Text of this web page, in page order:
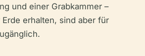
und einer Grabkammer –
erhalten, sind aber für